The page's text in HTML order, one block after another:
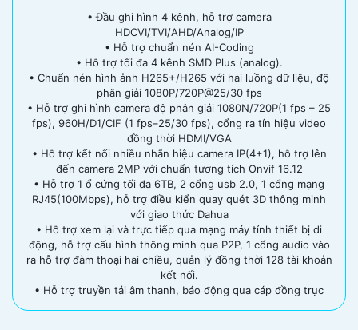
• Đầu ghi hình 4 kênh, hỗ trợ camera
HDCVI/TVI/AHD/Analog/IP
• Hỗ trợ chuẩn nén AI-Coding
• Hỗ trợ tối đa 4 kênh SMD Plus (analog).
• Chuẩn nén hình ảnh H265+/H265 với hai luồng dữ liệu, độ
phân giải 1080P/720P@25/30 fps
• Hỗ trợ ghi hình camera độ phân giải 1080N/720P(1 fps – 25
fps), 960H/D1/CIF (1 fps–25/30 fps), cổng ra tín hiệu video
đồng thời HDMI/VGA
• Hỗ trợ kết nối nhiều nhãn hiệu camera IP(4+1), hỗ trợ lên
đến camera 2MP với chuẩn tương tích Onvif 16.12
• Hỗ trợ 1 ổ cứng tối đa 6TB, 2 cổng usb 2.0, 1 cổng mạng
RJ45(100Mbps), hỗ trợ điều kiển quay quét 3D thông minh
với giao thức Dahua
• Hỗ trợ xem lại và trực tiếp qua mạng máy tính thiết bị di
động, hỗ trợ cấu hình thông minh qua P2P, 1 cổng audio vào
ra hỗ trợ đàm thoại hai chiều, quản lý đồng thời 128 tài khoản
kết nối.
• Hỗ trợ truyền tải âm thanh, báo động qua cáp đồng trục